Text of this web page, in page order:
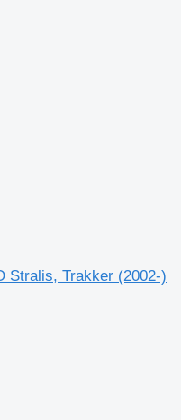
Stralis, Trakker (2002-)